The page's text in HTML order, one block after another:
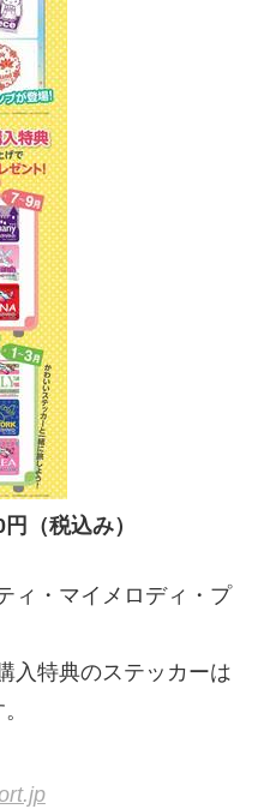
（税込み）
ィ・マイメロディ・プ
入特典のステッカーは